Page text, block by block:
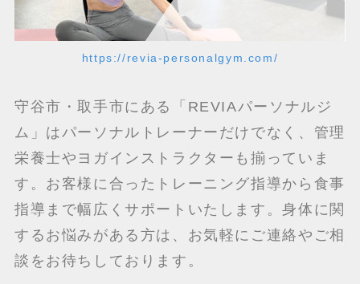
https://revia-personalgym.com/
守谷市・取手市にある「REVIAパーソナルジ
ム」はパーソナルトレーナーだけでなく、管理
栄養士やヨガインストラクターも揃っていま
す。お客様に合ったトレーニング指導から食事
指導まで幅広くサポートいたします。身体に関
するお悩みがある方は、お気軽にご連絡やご相
談をお待ちしております。